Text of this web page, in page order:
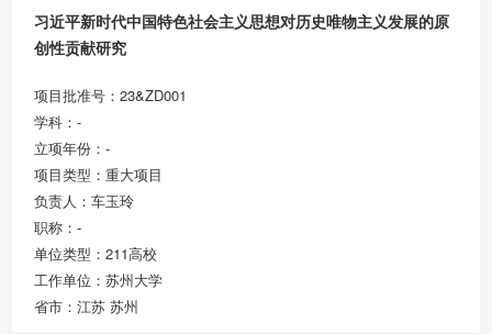
习近平新时代中国特色社会主义思想对历史唯物主义发展的原
创性贡献研究
项目批准号：23&ZD001
学科：-
立项年份：-
项目类型：重大项目
负责人：车玉玲
职称：-
单位类型：211高校
工作单位：苏州大学
省市：江苏 苏州